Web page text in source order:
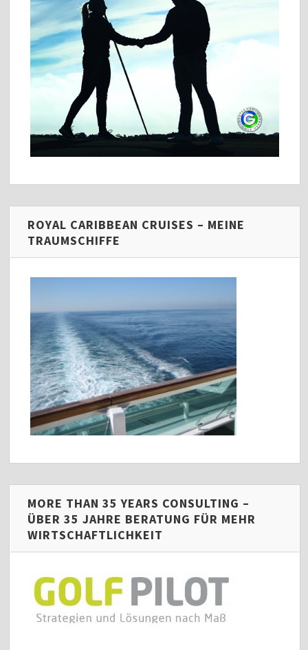
ROYAL CARIBBEAN CRUISES – MEINE
TRAUMSCHIFFE
MORE THAN 35 YEARS CONSULTING –
ÜBER 35 JAHRE BERATUNG FÜR MEHR
WIRTSCHAFTLICHKEIT